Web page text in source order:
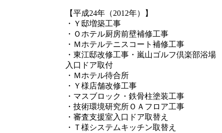
【平成24年（2012年）】
・Ｙ邸増築工事
・Ｏホテル厨房前壁補修工事
・Ｍホテルテニスコート補修工事
・東江邸改修工事・嵐山ゴルフ倶楽部浴場
入口ドア取付
・Ｍホテル待合所
・Ｙ様店舗改修工事
・マスブロック・鉄骨柱塗装工事
・技術環境研究所ＯＡフロア工事
・審査支援室入口ドア取替え
・Ｔ様システムキッチン取替え